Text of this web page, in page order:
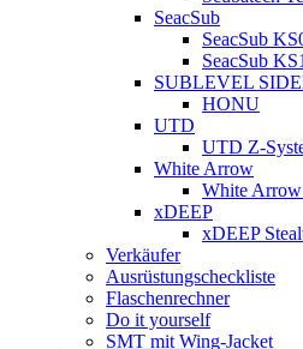
SeacSub
SeacSub
SeacSub
SUBLEVEL
HONU
UTD
UTD Z-
White Arrow
White
xDEEP
xDEEP
Verkäufer
Ausrüstungscheckliste
Flaschenrechner
Do it yourself
SMT mit Wing-Jacket